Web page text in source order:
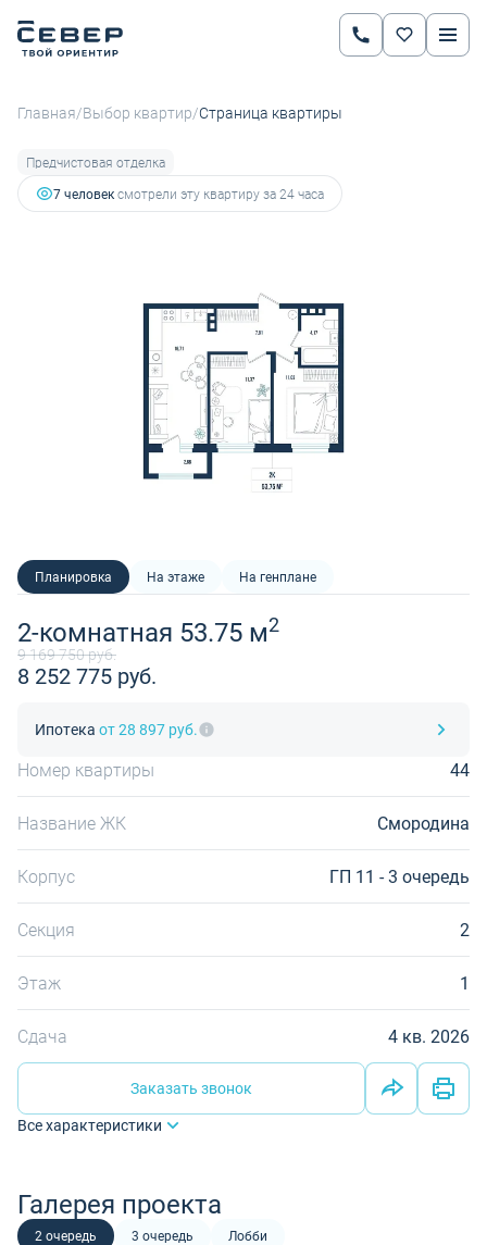
Главная/Выбор квартир/Страница квартиры
Предчистовая отделка
7 человексмотрели эту квартиру за 24 часа
Планировка На этаже На генплане
2-комнатная 53.75 м2
9 169 750 руб.
8 252 775 руб.
Ипотека от 28 897 руб.
Номер квартиры 44
Название ЖК Смородина
Корпус ГП 11 - 3 очередь
Секция 2
Этаж 1
Сдача 4 кв. 2026
Заказать звонок
Все характеристики
Галерея проекта
2 очередь 3 очередь Лобби